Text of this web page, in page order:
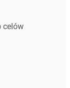
celów